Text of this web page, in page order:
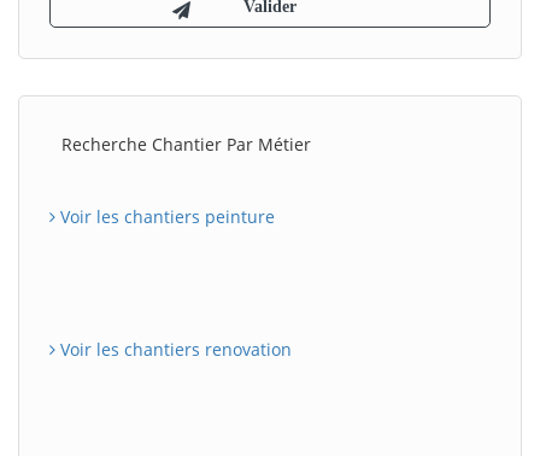
Recherche Chantier Par Métier
Voir les chantiers peinture
Voir les chantiers renovation